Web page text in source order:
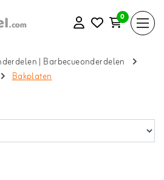
0
| Barbecueonderdelen
Bakplaten